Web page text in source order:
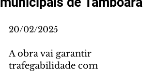
20/02/2025
A obra vai garantir
trafegabilidade com